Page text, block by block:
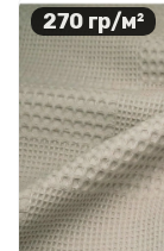
270 гр/м²